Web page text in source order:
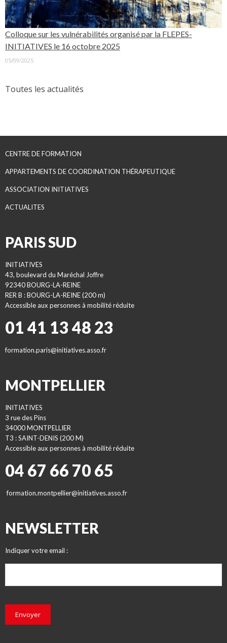
Colloque sur les vulnérabilités organisé par la FLEPES-
INITIATIVES le 16 octobre 2025
05/09/2025
Toutes les actualités
CENTRE DE FORMATION
APPARTEMENTS DE COORDINATION THÉRAPEUTIQUE
ASSOCIATION INITIATIVES
ACTUALITES
PARIS SUD
INITIATIVES
43, boulevard du Maréchal Joffre
92340 BOURG-LA-REINE
RER B : BOURG-LA-REINE (200 m)
Accessible aux personnes à mobilité réduite
01 41 13 48 23
formation.paris@initiatives.asso.fr
MONTPELLIER
INITIATIVES
3 rue des Pins
34000 MONTPELLIER
T3 : SAINT-DENIS (200 M)
Accessible aux personnes à mobilité réduite
04 67 66 70 65
formation.montpellier@initiatives.asso.fr
NEWSLETTER
Indiquer votre email :
Envoyer